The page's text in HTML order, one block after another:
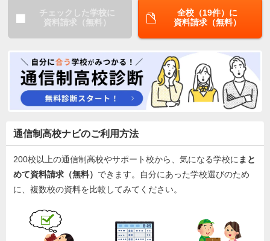
チェックした学校に
資料請求（無料）
全校（19件）に
資料請求（無料）
通信制高校ナビのご利用方法
200校以上の通信制高校やサポート校から、気になる学校に まと
めて資料請求（無料） できます。自分にあった学校選びのため
に、複数校の資料を比較してみてください。